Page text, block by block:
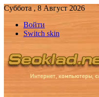
Суббота , 8 Август 2026
Войти
Switch skin